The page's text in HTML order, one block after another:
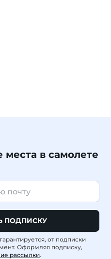
в самолете
ПОДПИСКУ
от подписки
Оформляя подписку,
рассылки.